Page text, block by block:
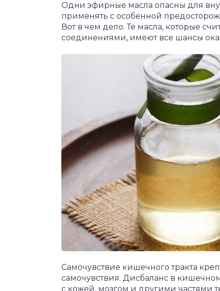
Одни эфирные масла опасны для
применять с особенной
Вот в чем дело. Те масла, которые
соединениями, имеют все шансы
Самочувствие кишечного тракта
самочувствия. Дисбаланс в
с кожей, мозгом и другими частями